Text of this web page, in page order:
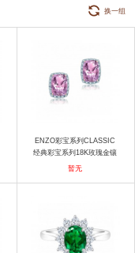
换一组
ENZO彩宝系列CLASSIC
经典彩宝系列18K玫瑰金镶
摩根石及钻石耳环 耳饰
暂无